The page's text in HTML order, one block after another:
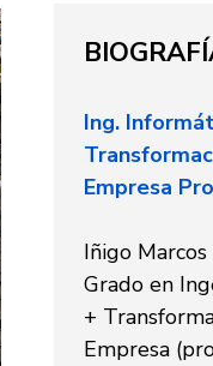
Ing.
Empresa
Iñigo
Grado en
+
Empresa